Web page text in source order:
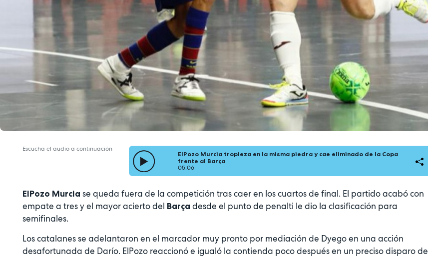
Escucha el audio a continuación
ElPozo Murcia tropieza en la misma piedra y cae eliminado de la Copa
frente al Barça
05:06
ElPozo Murcia se queda fuera de la competición tras caer en los cuartos de final. El partido acabó con
empate a tres y el mayor acierto del Barça desde el punto de penalti le dio la clasificación para
semifinales.
Los catalanes se adelantaron en el marcador muy pronto por mediación de Dyego en una acción
desafortunada de Darío. ElPozo reaccionó e igualó la contienda poco después en un preciso disparo de